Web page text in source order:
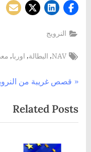
النرويج
Tags:
NAV
, البطالة, اوربا,
تصفّح
المقالات
P
e
v
قصص غريبة من
Related Posts